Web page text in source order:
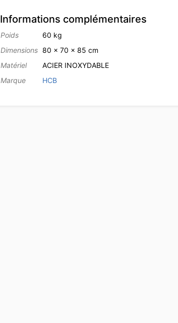
Informations complémentaires
Poids
60 kg
Dimensions 80 × 70 × 85 cm
Matériel
ACIER INOXYDABLE
Marque
HCB